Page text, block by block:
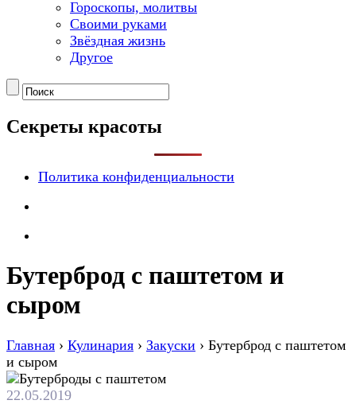
Гороскопы, молитвы
Своими руками
Звёздная жизнь
Другое
Секреты красоты
Политика конфиденциальности
Бутерброд с паштетом и
сыром
Главная › Кулинария › Закуски › Бутерброд с паштетом
и сыром
22.05.2019